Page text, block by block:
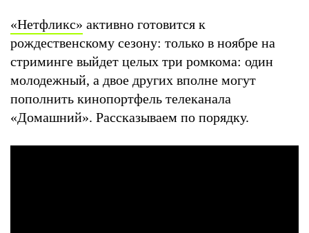
«Нетфликс» активно готовится к
рождественскому сезону: только в ноябре на
стриминге выйдет целых три ромкома: один
молодежный, а двое других вполне могут
пополнить кинопортфель телеканала
«Домашний». Рассказываем по порядку.